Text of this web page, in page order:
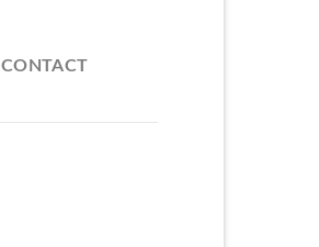
CONTACT